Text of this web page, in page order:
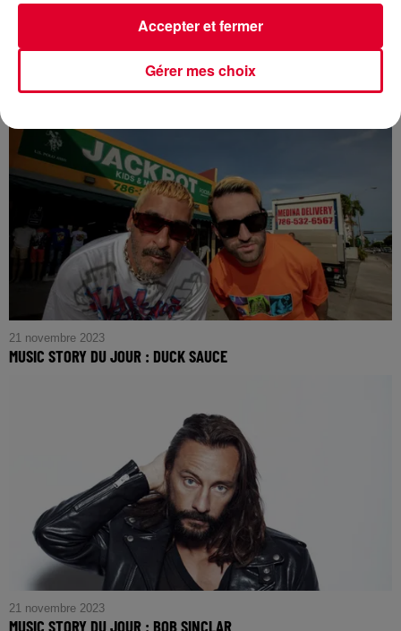
MUSIC STORY DU JOUR : BON ENTENDEUR
21 novembre 2023
MUSIC STORY DU JOUR : DUCK SAUCE
21 novembre 2023
MUSIC STORY DU JOUR : BOB SINCLAR
Gérer mes choix
Accepter et fermer